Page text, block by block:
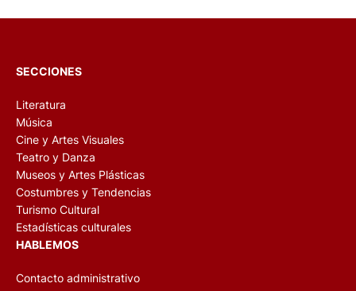
SECCIONES
Literatura
Música
Cine y Artes Visuales
Teatro y Danza
Museos y Artes Plásticas
Costumbres y Tendencias
Turismo Cultural
Estadísticas culturales
HABLEMOS
Contacto administrativo